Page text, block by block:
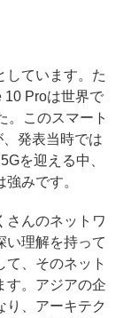
ています。た
10 Proは世界で
。このスマート
発表当時では
を迎える中、
みです。
んのネットワ
い理解を持って
て、そのネット
す。アジアの企
り、アーキテク